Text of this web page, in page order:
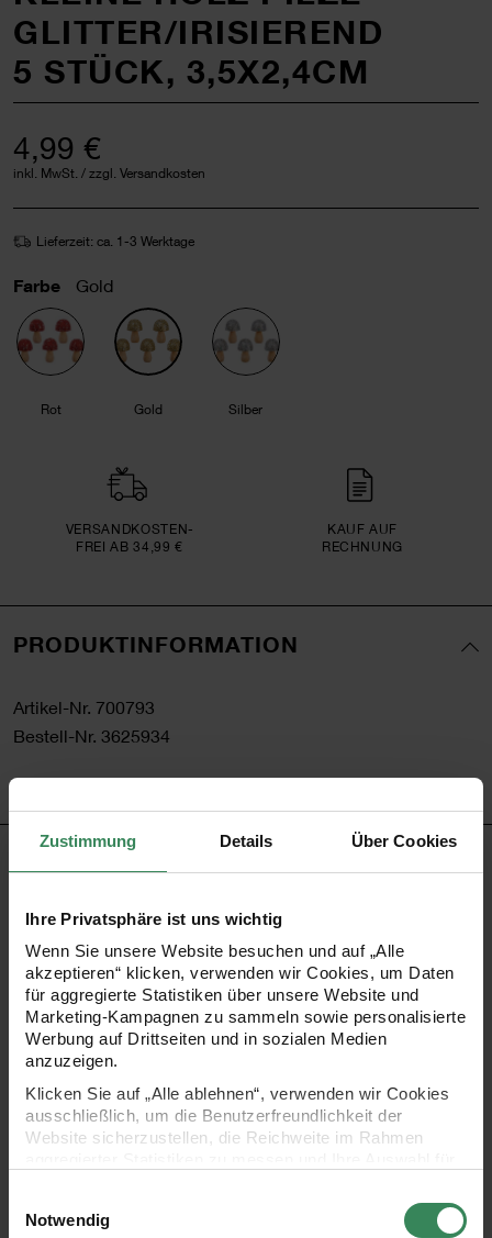
Zustimmung Details Über Cookies
Ihre Privatsphäre ist uns wichtig
Wenn Sie unsere Website besuchen und auf „Alle
akzeptieren“ klicken, verwenden wir Cookies, um Daten
für aggregierte Statistiken über unsere Website und
Marketing-Kampagnen zu sammeln sowie personalisierte
Werbung auf Drittseiten und in sozialen Medien
anzuzeigen.
Klicken Sie auf „Alle ablehnen“, verwenden wir Cookies
ausschließlich, um die Benutzerfreundlichkeit der
Website sicherzustellen, die Reichweite im Rahmen
Ihre Einwilligung ist freiwillig und kann jederzeit über den
Notwendig
GLITTER/IRISIEREND
5 STÜCK, 3,5X2,4CM
4,99 €
inkl. MwSt. / zzgl. Versandkosten
Lieferzeit: ca. 1-3 Werktage
Farbe Gold
Rot Gold Silber
VERSAND­KOSTEN­
FREI AB 34,99 €
KAUF AUF
RECHNUNG
PRODUKTINFORMATION
Artikel-Nr. 700793
Bestell-Nr. 3625934
Diese glitzernden Pilze aus Holz mit irisierendem Effekt
sind einfach zauberhaft und ein echter Hingucker in Ihrer
Herbstdeko. Die kleinen Pilze können auf dem Tisch, im
Regal oder auf der Fensterbank platziert werden.
Kombiniert mit anderen, größeren Deko-Pilzen entsteht
eine bezaubernde Winterlandschaft, die Groß und Klein
gleichermaßen entzückt!
Inhalt: 5 Stück